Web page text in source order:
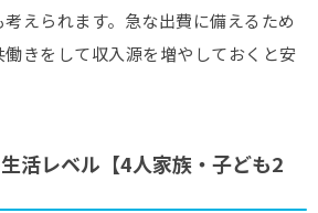
えられます。急な出費に備えるため
きをして収入源を増やしておくと安
活レベル【4人家族・子ども2